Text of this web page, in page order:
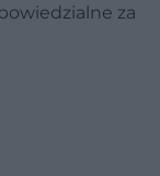
za